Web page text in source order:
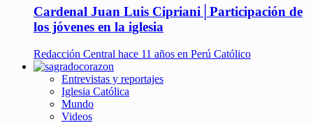
Cardenal Juan Luis Cipriani│Participación de
los jóvenes en la iglesia
Redacción Central hace 11 años en Perú Católico
Entrevistas y reportajes
Iglesia Católica
Mundo
Videos